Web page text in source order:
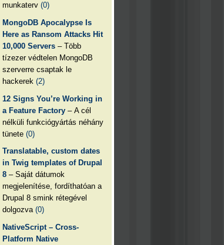
munkaterv(0)
MongoDB Apocalypse Is
Here as Ransom Attacks Hit
10,000 Servers – Több
tízezer védtelen MongoDB
szerverre csaptak le
hackerek(2)
12 Signs You’re Working in
a Feature Factory – A cél
nélküli funkciógyártás néhány
tünete(0)
Translatable, custom dates
in Twig templates of Drupal
8 – Saját dátumok
megjelenítése, fordíthatóan a
Drupal 8 smink rétegével
dolgozva(0)
NativeScript – Cross-
Platform Native